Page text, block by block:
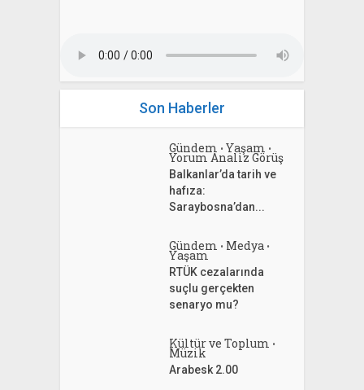
Son Haberler
Gündem • Yaşam •
Yorum Analiz Görüş
Balkanlar’da tarih ve
hafıza:
Saraybosna’dan...
Gündem • Medya •
Yaşam
RTÜK cezalarında
suçlu gerçekten
senaryo mu?
Kültür ve Toplum •
Müzik
Arabesk 2.00